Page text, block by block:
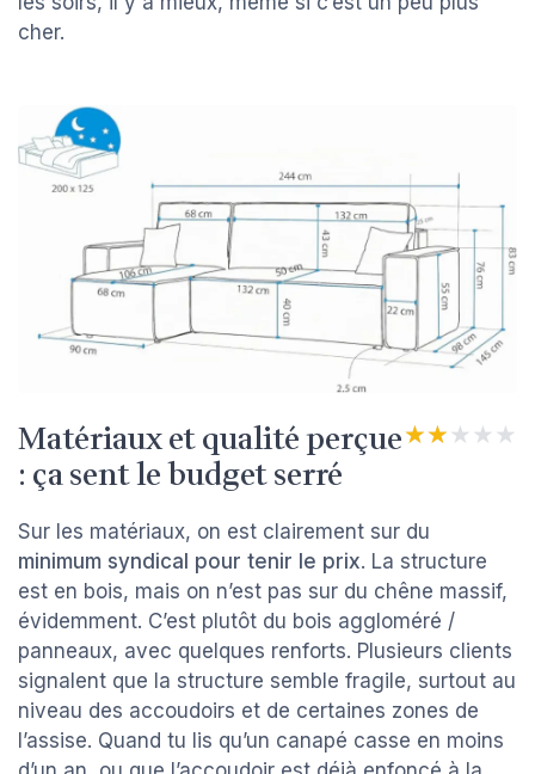
cher.
Matériaux et qualité perçue
: ça sent le budget serré
★★★★★
★★★★★
Sur les matériaux, on est clairement sur du
minimum syndical pour tenir le prix. La structure
est en bois, mais on n’est pas sur du chêne massif,
évidemment. C’est plutôt du bois aggloméré /
panneaux, avec quelques renforts. Plusieurs clients
signalent que la structure semble fragile, surtout au
niveau des accoudoirs et de certaines zones de
l’assise. Quand tu lis qu’un canapé casse en moins